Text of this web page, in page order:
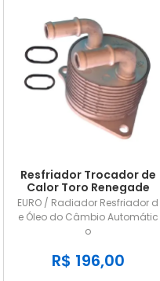
Resfriador Trocador de
Calor Toro Renegade
Compass Argo Cronos
X1 X2
EURO / Radiador Resfriador d
e Óleo do Câmbio Automátic
o
R$ 196,00